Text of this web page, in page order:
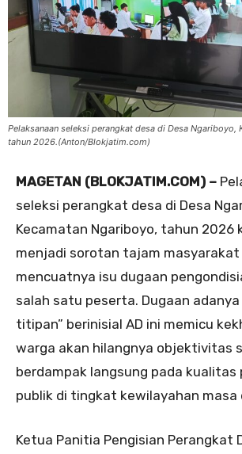
Pelaksanaan seleksi perangkat desa di Desa Ngariboyo,
tahun 2026.(Anton/Blokjatim.com)
MAGETAN (BLOKJATIM.COM) –
seleksi perangkat desa di Desa
Kecamatan Ngariboyo, tahun 2026
menjadi sorotan tajam masyarakat
mencuatnya isu dugaan
salah satu peserta. Dugaan
titipan” berinisial AD ini memicu
warga akan hilangnya objektivitas
berdampak langsung pada kualitas
publik di tingkat kewilayahan masa
Ketua Panitia Pengisian Perangkat